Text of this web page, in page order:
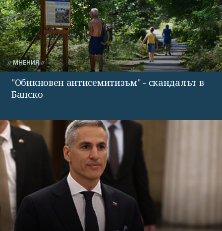
МНЕНИЯ
"Обикновен антисемитизъм" - скандалът в
Банско